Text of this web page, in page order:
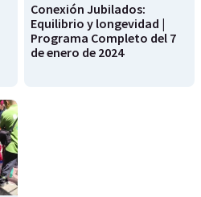
Conexión Jubilados:
Equilibrio y longevidad |
Programa Completo del 7
de enero de 2024